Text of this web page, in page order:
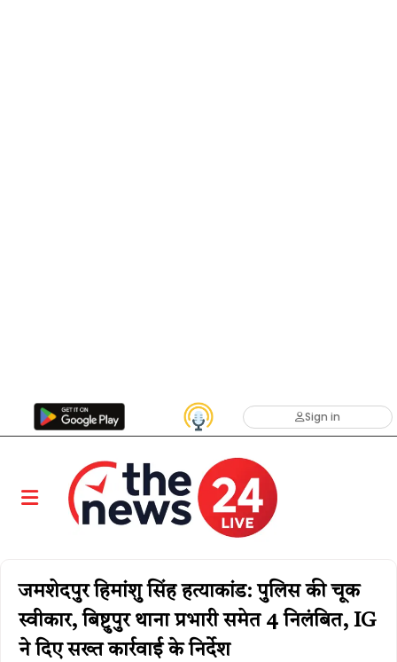
Sign in
जमशेदपुर हिमांशु सिंह हत्याकांड: पुलिस की चूक
स्वीकार, बिष्टुपुर थाना प्रभारी समेत 4 निलंबित, IG
ने दिए सख्त कार्रवाई के निर्देश